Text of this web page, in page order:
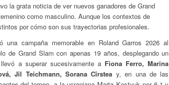
la grata noticia de ver nuevos ganadores de Grand
como masculino. Aunque los contextos de
por cómo son sus trayectorias profesionales.
una campaña memorable en Roland Garros 2026 al
de Grand Slam con apenas 19 años, desplegando un
a superar sucesivamente a Fiona Ferro, Marina
Jil Teichmann, Sorana Cîrstea y, en una de las